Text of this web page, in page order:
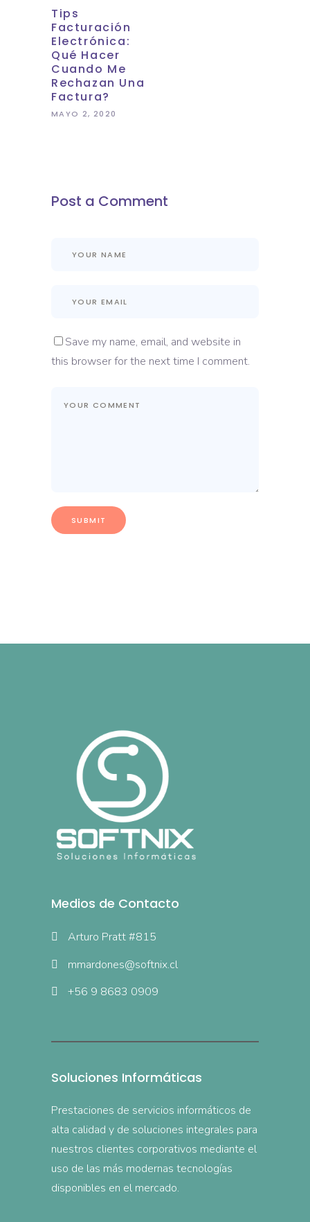
Tips
Facturación
Electrónica:
Qué Hacer
Cuando Me
Rechazan Una
Factura?
MAYO 2, 2020
Post a Comment
Save my name, email, and website in
this browser for the next time I comment.
Medios de Contacto
Arturo Pratt #815
mmardones@softnix.cl
+56 9 8683 0909
Soluciones Informáticas
Prestaciones de servicios informáticos de
alta calidad y de soluciones integrales para
nuestros clientes corporativos mediante el
uso de las más modernas tecnologías
disponibles en el mercado.